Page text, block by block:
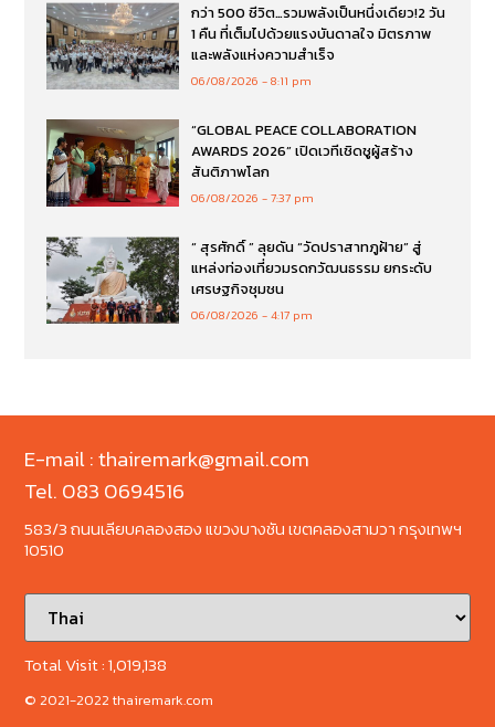
กว่า 500 ชีวิต…รวมพลังเป็นหนึ่งเดียว!2 วัน
1 คืน ที่เต็มไปด้วยแรงบันดาลใจ มิตรภาพ
และพลังแห่งความสำเร็จ
06/08/2026 8:11 pm
“GLOBAL PEACE COLLABORATION
AWARDS 2026” เปิดเวทีเชิดชูผู้สร้าง
สันติภาพโลก
06/08/2026 7:37 pm
“ สุรศักดิ์ ” ลุยดัน “วัดปราสาทภูฝ้าย” สู่
แหล่งท่องเที่ยวมรดกวัฒนธรรม ยกระดับ
เศรษฐกิจชุมชน
06/08/2026 4:17 pm
E-mail : thairemark@gmail.com
Tel. 083 0694516
583/3 ถนนเลียบคลองสอง แขวงบางชัน เขตคลองสามวา กรุงเทพฯ
10510
Total Visit :1,019,138
© 2021-2022 thairemark.com